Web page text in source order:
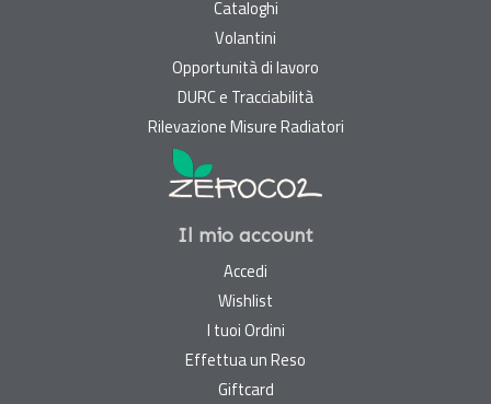
Cataloghi
Volantini
Opportunità di lavoro
DURC e Tracciabilità
Rilevazione Misure Radiatori
Il mio account
Accedi
Wishlist
I tuoi Ordini
Effettua un Reso
Giftcard